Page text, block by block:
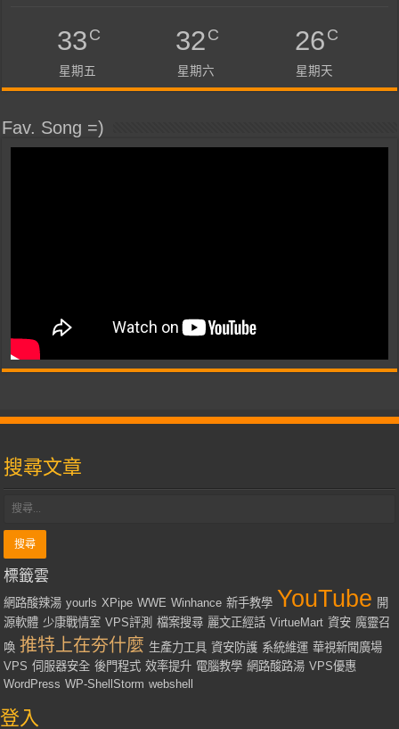
33C
星期五
32C
星期六
26C
星期天
Fav. Song =)
搜尋文章
標籤雲
網路酸辣湯 yourls XPipe WWE Winhance 新手教學 YouTube 開
源軟體 少康戰情室 VPS評測 檔案搜尋 麗文正經話 VirtueMart 資安 魔靈召
喚 推特上在夯什麼 生產力工具 資安防護 系統維運 華視新聞廣場
VPS 伺服器安全 後門程式 效率提升 電腦教學 網路酸路湯 VPS優惠
WordPress WP-ShellStorm webshell
登入